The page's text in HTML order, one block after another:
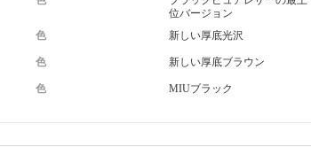
位バージョン
色 新しい厚底光沢
色 新しい厚底ブラウン
色 MIUブラック